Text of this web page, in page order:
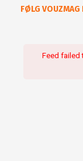
FØLG VOUZMAG
Feed failed